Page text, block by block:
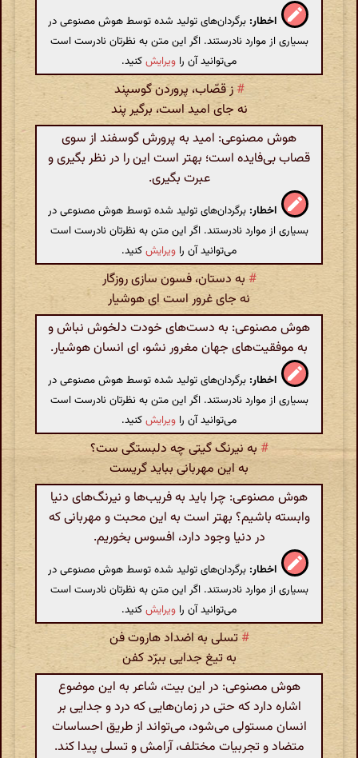
اخطار: برگردان‌های تولید شده توسط هوش مصنوعی در
بسیاری از موارد نادرستند. اگر این متن به نظرتان نادرست است
می‌توانید آن را ویرایشکنید.
#ز قصّاب، پروردن گوسپند
نه جای امید است، برگیر پند
هوش مصنوعی: امید به پرورش گوسفند از سوی
قصاب بی‌فایده است؛ بهتر است این را در نظر بگیری و
عبرت بگیری.
اخطار: برگردان‌های تولید شده توسط هوش مصنوعی در
بسیاری از موارد نادرستند. اگر این متن به نظرتان نادرست است
می‌توانید آن را ویرایشکنید.
# به دستان، فسون سازی روزگار
نه جای غرور است ای هوشیار
هوش مصنوعی: به دست‌های خودت دلخوش نباش و
به موفقیت‌های جهان مغرور نشو، ای انسان هوشیار.
اخطار: برگردان‌های تولید شده توسط هوش مصنوعی در
بسیاری از موارد نادرستند. اگر این متن به نظرتان نادرست است
می‌توانید آن را ویرایشکنید.
# به نیرنگ گیتی چه دلبستگی ست؟
به این مهربانی بباید گریست
هوش مصنوعی: چرا باید به فریب‌ها و نیرنگ‌های دنیا
وابسته باشیم؟ بهتر است به این محبت و مهربانی که
در دنیا وجود دارد، افسوس بخوریم.
اخطار: برگردان‌های تولید شده توسط هوش مصنوعی در
بسیاری از موارد نادرستند. اگر این متن به نظرتان نادرست است
می‌توانید آن را ویرایشکنید.
#تسلی به اضداد هاروت فن
به تیغ جدایی ببرّد کفن
هوش مصنوعی: در این بیت، شاعر به این موضوع
اشاره دارد که حتی در زمان‌هایی که درد و جدایی بر
انسان مستولی می‌شود، می‌تواند از طریق احساسات
متضاد و تجربیات مختلف، آرامش و تسلی پیدا کند.